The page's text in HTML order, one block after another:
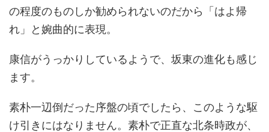
の程度のものしか勧められないのだから「はよ帰
れ」と婉曲的に表現。
康信がうっかりしているようで、坂東の進化も感じ
ます。
素朴一辺倒だった序盤の頃でしたら、このような駆
け引きにはなりません。素朴で正直な北条時政が、